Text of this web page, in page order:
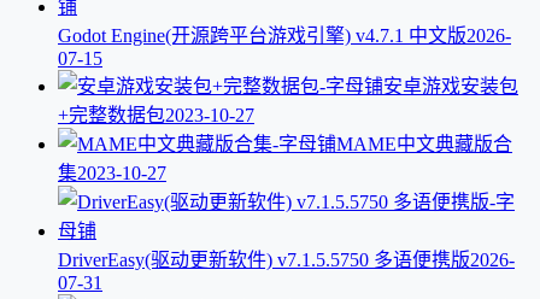
Godot Engine(开源跨平台游戏引擎) v4.7.1 中文版2026-
07-15
安卓游戏安装包
+完整数据包2023-10-27
MAME中文典藏版合
集2023-10-27
DriverEasy(驱动更新软件) v7.1.5.5750 多语便携版2026-
07-31